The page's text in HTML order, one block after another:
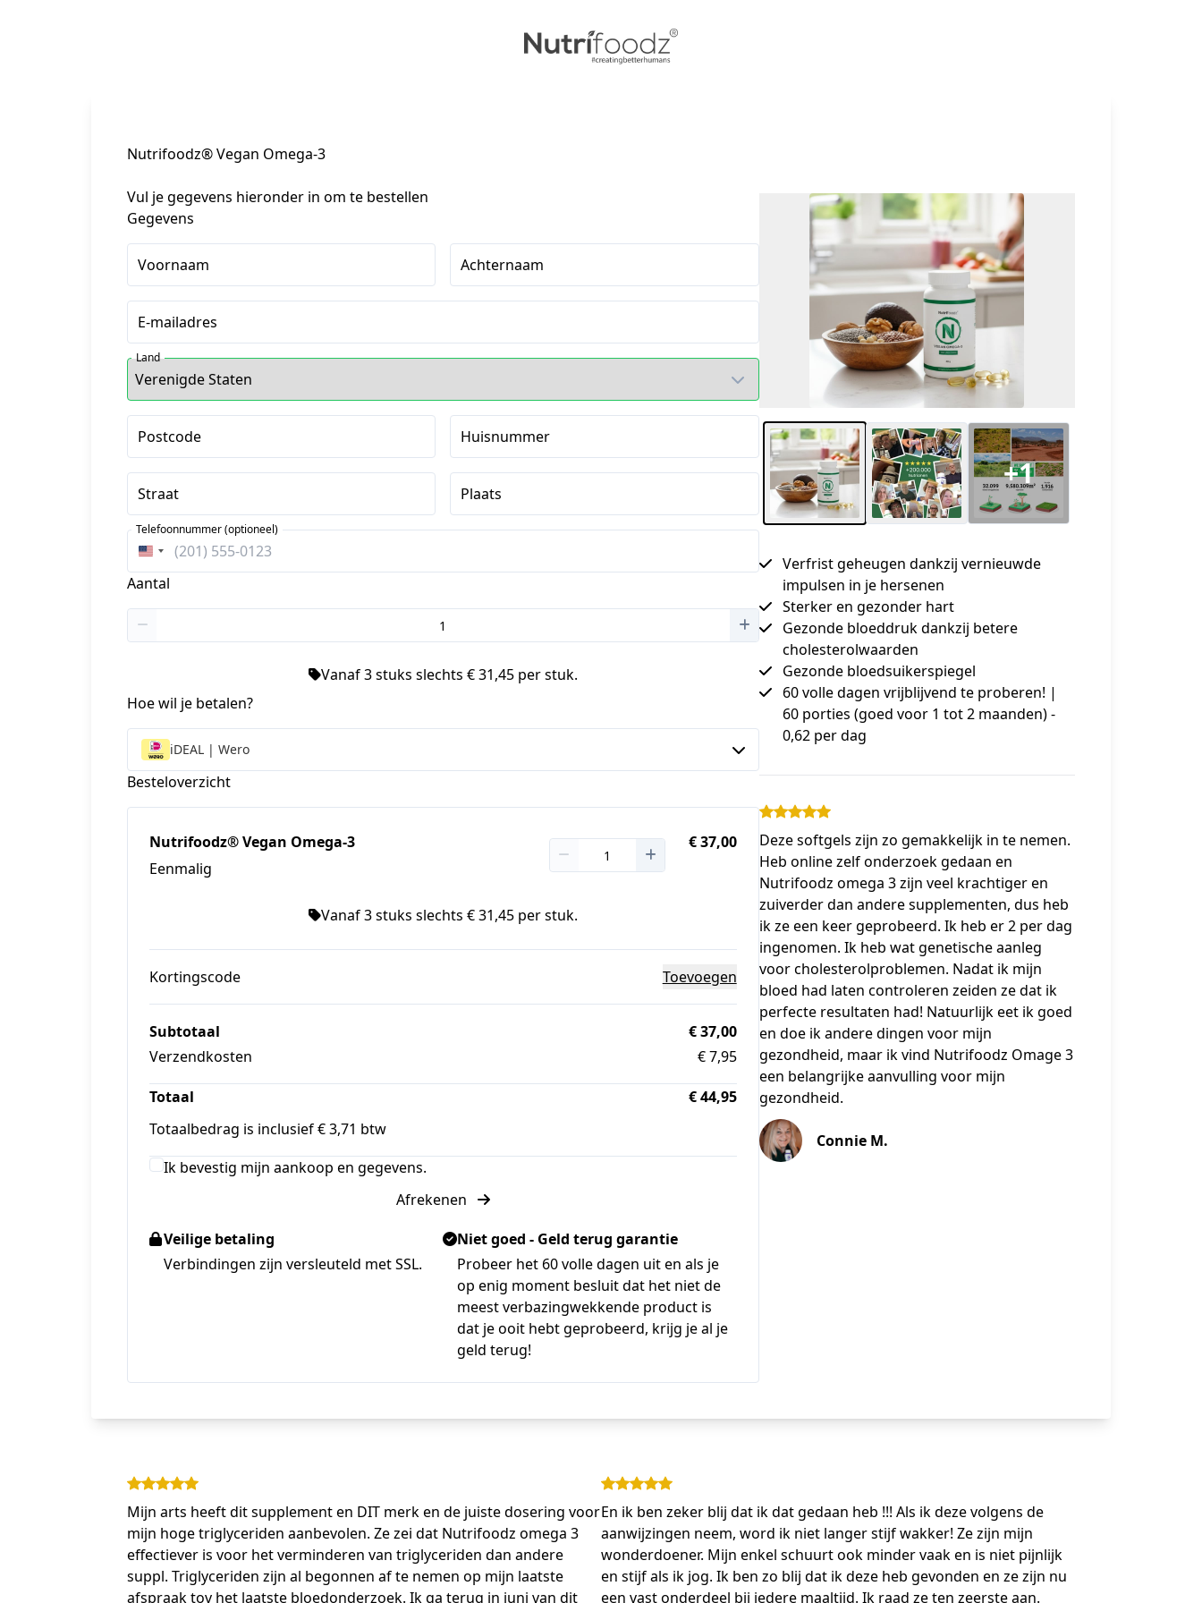
+1
Verfrist geheugen dankzij vernieuwde
impulsen in je hersenen
Sterker en gezonder hart
Gezonde bloeddruk dankzij betere
cholesterolwaarden
Gezonde bloedsuikerspiegel
60 volle dagen vrijblijvend te proberen! |
60 porties (goed voor 1 tot 2 maanden) -
0,62 per dag
Deze softgels zijn zo gemakkelijk in te nemen.
Heb online zelf onderzoek gedaan en
Nutrifoodz omega 3 zijn veel krachtiger en
zuiverder dan andere supplementen, dus heb
ik ze een keer geprobeerd. Ik heb er 2 per dag
ingenomen. Ik heb wat genetische aanleg
voor cholesterolproblemen. Nadat ik mijn
bloed had laten controleren zeiden ze dat ik
perfecte resultaten had! Natuurlijk eet ik goed
en doe ik andere dingen voor mijn
gezondheid, maar ik vind Nutrifoodz Omage 3
een belangrijke aanvulling voor mijn
gezondheid.
Connie M.
Nutrifoodz® Vegan Omega-3
Vul je gegevens hieronder in om te bestellen
Gegevens
Voornaam Achternaam
E-mailadres
Land
Postcode Huisnummer
Straat Plaats
Verenigde
Staten
Telefoonnummer (optioneel)
Aantal
Vanaf 3 stuks slechts € 31,45 per stuk.
Hoe wil je betalen?
iDEAL | Wero
Besteloverzicht
Nutrifoodz® Vegan Omega-3
Eenmalig
€ 37,00
Vanaf 3 stuks slechts € 31,45 per stuk.
Kortingscode Toevoegen
Subtotaal
€ 37,00
Verzendkosten
€ 7,95
Totaal
€ 44,95
Totaalbedrag is inclusief € 3,71 btw
Ik bevestig mijn aankoop en gegevens.
Afrekenen
Veilige betaling
Verbindingen zijn versleuteld met SSL.
Niet goed - Geld terug garantie
Probeer het 60 volle dagen uit en als je
op enig moment besluit dat het niet de
meest verbazingwekkende product is
dat je ooit hebt geprobeerd, krijg je al je
geld terug!
Mijn arts heeft dit supplement en DIT merk en de juiste dosering voor
mijn hoge triglyceriden aanbevolen. Ze zei dat Nutrifoodz omega 3
effectiever is voor het verminderen van triglyceriden dan andere
suppl. Triglyceriden zijn al begonnen af te nemen op mijn laatste
afspraak tov het laatste bloedonderzoek. Ik ga terug in juni van dit
En ik ben zeker blij dat ik dat gedaan heb !!! Als ik deze volgens de
aanwijzingen neem, word ik niet langer stijf wakker! Ze zijn mijn
wonderdoener. Mijn enkel schuurt ook minder vaak en is niet pijnlijk
en stijf als ik jog. Ik ben zo blij dat ik deze heb gevonden en ze zijn nu
een vast onderdeel bij iedere maaltijd. Ik raad ze ten zeerste aan.